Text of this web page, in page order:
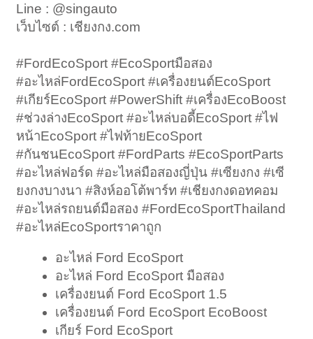
Line : @singauto
เว็บไซต์ : เชียงกง.com
#FordEcoSport #EcoSportมือสอง
#อะไหล่FordEcoSport #เครื่องยนต์EcoSport
#เกียร์EcoSport #PowerShift #เครื่องEcoBoost
#ช่วงล่างEcoSport #อะไหล่บอดี้EcoSport #ไฟ
หน้าEcoSport #ไฟท้ายEcoSport
#กันชนEcoSport #FordParts #EcoSportParts
#อะไหล่ฟอร์ด #อะไหล่มือสองญี่ปุ่น #เซียงกง #เซี
ยงกงบางนา #สิงห์ออโต้พาร์ท #เชียงกงดอทคอม
#อะไหล่รถยนต์มือสอง #FordEcoSportThailand
#อะไหล่EcoSportราคาถูก
อะไหล่ Ford EcoSport
อะไหล่ Ford EcoSport มือสอง
เครื่องยนต์ Ford EcoSport 1.5
เครื่องยนต์ Ford EcoSport EcoBoost
เกียร์ Ford EcoSport